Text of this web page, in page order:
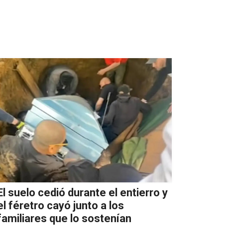
suelo cedió durante el entierro y
féretro cayó junto a los
que lo sostenían